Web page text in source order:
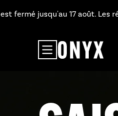
17 août. Les